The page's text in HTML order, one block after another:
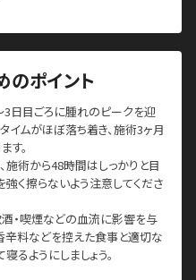
のポイント
日目ごろに腫れのピークを迎
イムがほぼ落ち着き、施術3ヶ月
す。
施術から48時間はしっかりと目
く擦らないよう注意してくださ
酒・喫煙などの血流に影響を与
辛料などを控えた食事と適切な
るようにしましょう。